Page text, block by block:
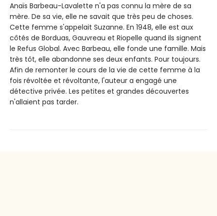
Anaïs Barbeau-Lavalette n'a pas connu la mère de sa
mère. De sa vie, elle ne savait que très peu de choses.
Cette femme s'appelait Suzanne. En 1948, elle est aux
côtés de Borduas, Gauvreau et Riopelle quand ils signent
le Refus Global. Avec Barbeau, elle fonde une famille. Mais
très tôt, elle abandonne ses deux enfants. Pour toujours.
Afin de remonter le cours de la vie de cette femme à la
fois révoltée et révoltante, l'auteur a engagé une
détective privée. Les petites et grandes découvertes
n'allaient pas tarder.